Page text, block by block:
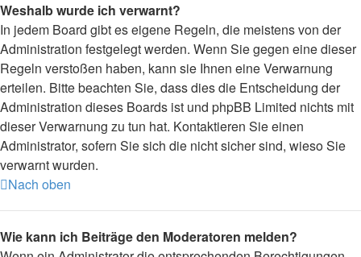
Weshalb wurde ich verwarnt?
In jedem Board gibt es eigene Regeln, die meistens von der
Administration festgelegt werden. Wenn Sie gegen eine dieser
Regeln verstoßen haben, kann sie Ihnen eine Verwarnung
erteilen. Bitte beachten Sie, dass dies die Entscheidung der
Administration dieses Boards ist und phpBB Limited nichts mit
dieser Verwarnung zu tun hat. Kontaktieren Sie einen
Administrator, sofern Sie sich die nicht sicher sind, wieso Sie
verwarnt wurden.
Nach oben
Wie kann ich Beiträge den Moderatoren melden?